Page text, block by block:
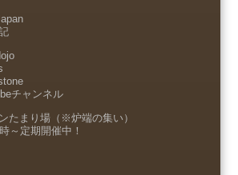
チャンネル
たまり場（※炉端の集い）
～定期開催中！